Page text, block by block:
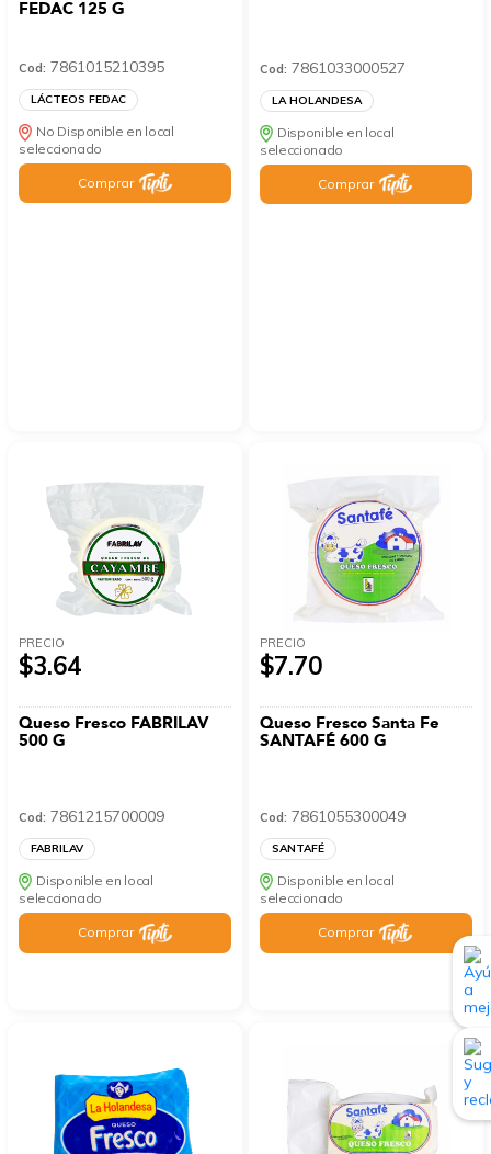
FEDAC 125 G
Cod: 7861015210395
LÁCTEOS FEDAC
No Disponible en local
seleccionado
Comprar
Cod: 7861033000527
LA HOLANDESA
Disponible en local
seleccionado
Comprar
PRECIO
$3.64
Queso Fresco FABRILAV
500 G
Cod: 7861215700009
FABRILAV
Disponible en local
seleccionado
Comprar
PRECIO
$7.70
Queso Fresco Santa Fe
SANTAFÉ 600 G
Cod: 7861055300049
SANTAFÉ
Disponible en local
seleccionado
Comprar